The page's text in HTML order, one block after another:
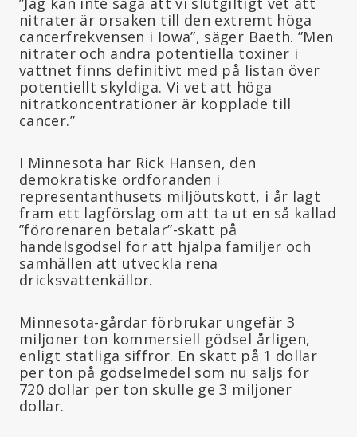
nitrater är orsaken till den extremt höga
cancerfrekvensen i Iowa”, säger Baeth. ”Men
nitrater och andra potentiella toxiner i
vattnet finns definitivt med på listan över
potentiellt skyldiga. Vi vet att höga
nitratkoncentrationer är kopplade till
cancer.”
I Minnesota har Rick Hansen, den
demokratiske ordföranden i
representanthusets miljöutskott, i år lagt
fram ett lagförslag om att ta ut en så kallad
”förorenaren betalar”-skatt på
handelsgödsel för att hjälpa familjer och
samhällen att utveckla rena
dricksvattenkällor.
Minnesota-gårdar förbrukar ungefär 3
miljoner ton kommersiell gödsel årligen,
enligt statliga siffror. En skatt på 1 dollar
per ton på gödselmedel som nu säljs för
720 dollar per ton skulle ge 3 miljoner
dollar.